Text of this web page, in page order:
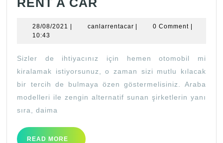
CAR
28/08/2021 28/08/2021
| canlarrentacarcanlarrentacar
| 0 Comment |
10:43
Sizler de ihtiyacınız için hemen otomobil mi
kiralamak istiyorsunuz, o zaman sizi mutlu kılacak
bir tercih de bulmaya özen göstermelisiniz. Araba
modelleri ile zengin alternatif sunan şirketlerin yanı
sıra, daima
READ MORE
READ